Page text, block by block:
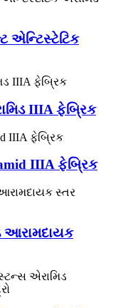
એન્ટિસ્ટેટિક
IIIA ફેબ્રિક
IIIA ફેબ્રિક
આરામદાયક